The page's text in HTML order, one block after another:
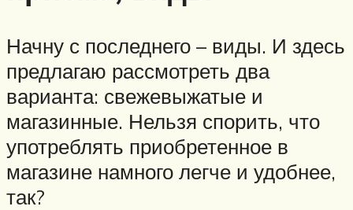
Начну с последнего – виды. И здесь
предлагаю рассмотреть два
варианта: свежевыжатые и
магазинные. Нельзя спорить, что
употреблять приобретенное в
магазине намного легче и удобнее,
так?